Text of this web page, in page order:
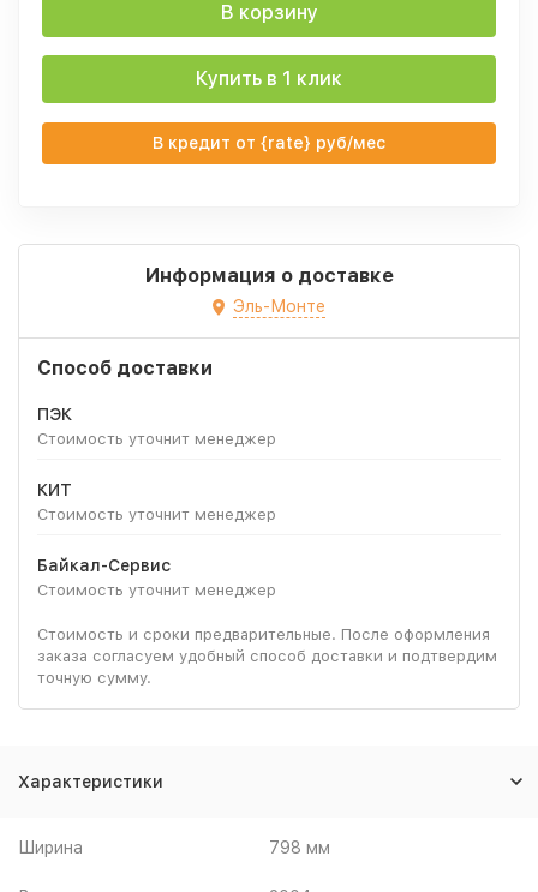
В корзину
Купить в 1 клик
В кредит от {rate} руб/мес
Информация о доставке
Эль-Монте
Способ доставки
ПЭК
Стоимость уточнит менеджер
КИТ
Стоимость уточнит менеджер
Байкал-Сервис
Стоимость уточнит менеджер
Стоимость и сроки предварительные. После оформления
заказа согласуем удобный способ доставки и подтвердим
точную сумму.
Характеристики
Ширина 798 мм